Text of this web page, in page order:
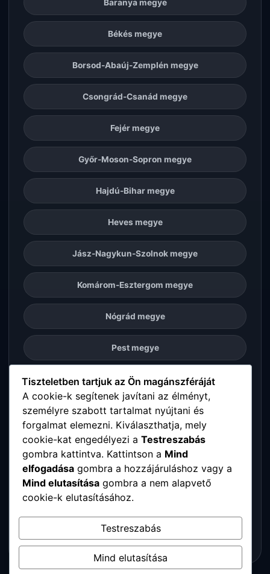
Baranya megye
Békés megye
Borsod-Abaúj-Zemplén megye
Csongrád-Csanád megye
Fejér megye
Győr-Moson-Sopron megye
Hajdú-Bihar megye
Heves megye
Jász-Nagykun-Szolnok megye
Komárom-Esztergom megye
Nógrád megye
Pest megye
Somogy megye
Szabolcs-Szatmár-Bereg megye
Tolna megye
Vas megye
Veszprém megye
Tiszteletben tartjuk az Ön magánszféráját
A cookie-k segítenek javítani az élményt,
személyre szabott tartalmat nyújtani és
forgalmat elemezni. Kiválaszthatja, mely
cookie-kat engedélyezi a Testreszabás
gombra kattintva. Kattintson a Mind
elfogadása gombra a hozzájáruláshoz vagy a
Mind elutasítása gombra a nem alapvető
cookie-k elutasításához.
Testreszabás
Mind elutasítása